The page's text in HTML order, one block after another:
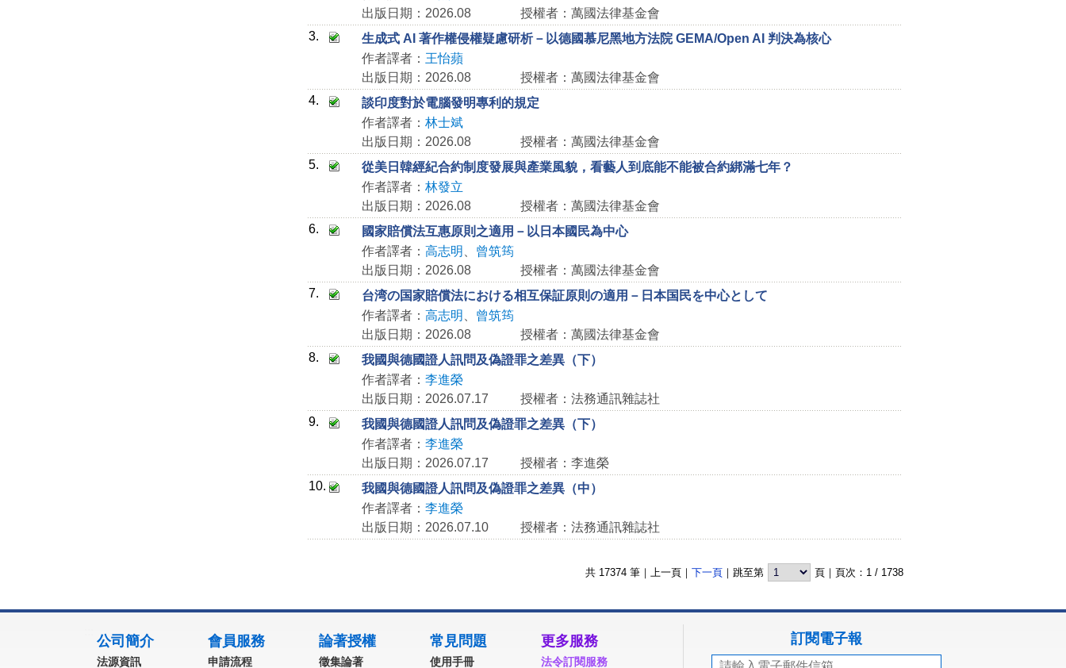
出版日期：2026.08
授權者：萬國法律基金會
3.
生成式 AI 著作權侵權疑慮研析－以德國慕尼黑地方法院 GEMA/Open AI 判決為核心
作者譯者： 王怡蘋
出版日期：2026.08
授權者：萬國法律基金會
4.
談印度對於電腦發明專利的規定
作者譯者：林士斌
出版日期：2026.08
授權者：萬國法律基金會
5.
從美日韓經紀合約制度發展與產業風貌，看藝人到底能不能被合約綁滿七年？
作者譯者：林發立
出版日期：2026.08
授權者：萬國法律基金會
6.
國家賠償法互惠原則之適用－以日本國民為中心
作者譯者：高志明
曾筑筠
出版日期：2026.08
授權者：萬國法律基金會
7.
台湾の国家賠償法における相互保証原則の適用－日本国民を中心として
作者譯者：高志明
曾筑筠
出版日期：2026.08
授權者：萬國法律基金會
8.
我國與德國證人訊問及偽證罪之差異（下）
作者譯者：李進榮
出版日期：2026.07.17
授權者：法務通訊雜誌社
9.
我國與德國證人訊問及偽證罪之差異（下）
作者譯者：李進榮
出版日期：2026.07.17
授權者：李進榮
10.
我國與德國證人訊問及偽證罪之差異（中）
作者譯者：李進榮
出版日期：2026.07.10
授權者：法務通訊雜誌社
共 17374 筆｜ 上一頁 ｜ 下一頁 ｜跳至第 頁｜頁次： 1 / 1738
公司簡介
法源資訊
會員服務
申請流程
論著授權
徵集論著
常見問題
使用手冊
更多服務
法令訂閱服務
訂閱電子報